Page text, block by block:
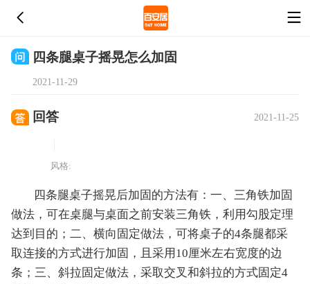
四条腿桌子摇晃怎么加固
2021-11-29
回答 2021-11-25
风格:
四条腿桌子摇晃后加固的方法有：一、三角铁加固
做法，可在桌腿与桌面之前安装三角铁，利用勾股定理
达到目的；二、横向固定做法，可将桌子的4条腿都采
取连接的方式进行加固，且采用10厘米左右宽度的边
条；三、斜拉固定做法，采取交叉和斜拉的方式固定4